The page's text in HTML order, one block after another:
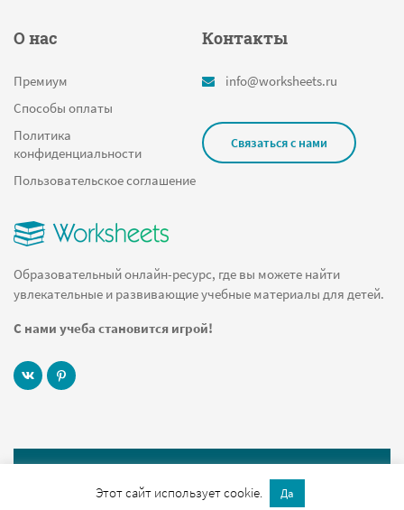
Образовательный онлайн-ресурс, где вы можете найти
увлекательные и развивающие учебные материалы для детей.
С нами учеба становится игрой!
О нас
Премиум
Способы оплаты
Политика
конфиденциальности
Пользовательское соглашение
Контакты
info@worksheets.ru
Связаться с нами
© 2019 Worksheets.ru Все права защищены
Этот сайт использует cookie. Да